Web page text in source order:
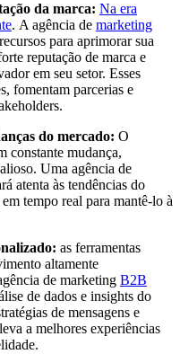
da marca: Na era
. A agência de marketing
para aprimorar sua
reputação de marca e
em seu setor. Esses
fomentam parcerias e
do mercado: O
constante mudança,
Uma agência de
atenta às tendências do
tempo real para mantê-lo à
as ferramentas
altamente
de marketing B2B
de dados e insights do
de mensagens e
a melhores experiências